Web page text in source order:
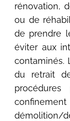
rénovation,
ou de
de prendre
éviter aux
contaminés.
du retrait
démolition/